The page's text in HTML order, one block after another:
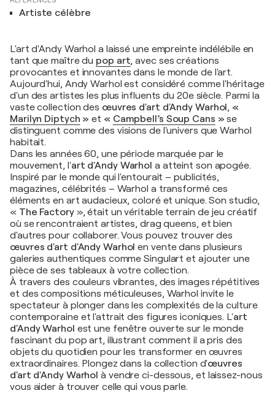
Artiste célèbre
L'art d'Andy Warhol a laissé une empreinte indélébile en
tant que maître du pop art, avec ses créations
provocantes et innovantes dans le monde de l'art.
Aujourd'hui, Andy Warhol est considéré comme l'héritage
d'un des artistes les plus influents du 20e siècle. Parmi la
vaste collection des œuvres d'art d'Andy Warhol, «
Marilyn Diptych » et « Campbell’s Soup Cans » se
distinguent comme des visions de l'univers que Warhol
habitait.
Dans les années 60, une période marquée par le
mouvement, l'art d'Andy Warhol a atteint son apogée.
Inspiré par le monde qui l'entourait – publicités,
magazines, célébrités – Warhol a transformé ces
éléments en art audacieux, coloré et unique. Son studio,
« The Factory», était un véritable terrain de jeu créatif
où se rencontraient artistes, drag queens, et bien
d'autres pour collaborer. Vous pouvez trouver des
œuvres d'art d'Andy Warhol en vente dans plusieurs
galeries authentiques comme Singulart et ajouter une
pièce de ses tableaux à votre collection.
À travers des couleurs vibrantes, des images répétitives
et des compositions méticuleuses, Warhol invite le
spectateur à plonger dans les complexités de la culture
contemporaine et l'attrait des figures iconiques. L'art
d'Andy Warhol est une fenêtre ouverte sur le monde
fascinant du pop art, illustrant comment il a pris des
objets du quotidien pour les transformer en œuvres
extraordinaires. Plongez dans la collection d'œuvres
d'art d'Andy Warhol à vendre ci-dessous, et laissez-nous
vous aider à trouver celle qui vous parle.